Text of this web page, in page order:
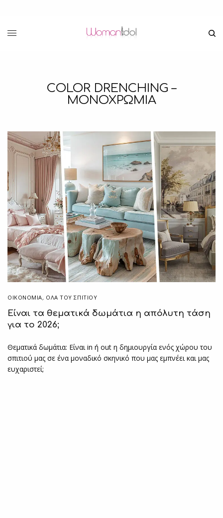
COLOR DRENCHING –
ΜΟΝΟΧΡΩΜΙΑ
ΟΙΚΟΝΟΜΙΑ, ΌΛΑ ΤΟΥ ΣΠΙΤΙΟΥ
Είναι τα θεματικά δωμάτια η απόλυτη τάση
για το 2026;
Θεματικά δωμάτια: Είναι in ή out η δημιουργία ενός χώρου του
σπιτιού μας σε ένα μοναδικό σκηνικό που μας εμπνέει και μας
ευχαριστεί;